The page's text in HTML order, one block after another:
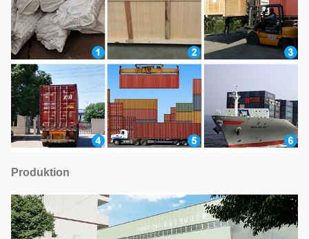
Produktion